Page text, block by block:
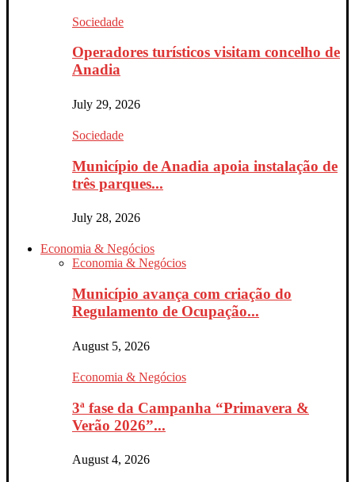
Sociedade
Operadores turísticos visitam concelho de
Anadia
July 29, 2026
Sociedade
Município de Anadia apoia instalação de
três parques...
July 28, 2026
Economia & Negócios
Economia & Negócios
Município avança com criação do
Regulamento de Ocupação...
August 5, 2026
Economia & Negócios
3ª fase da Campanha “Primavera &
Verão 2026”...
August 4, 2026